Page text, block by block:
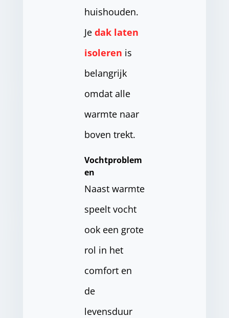
huishouden.
Je dak laten
isoleren is
belangrijk
omdat alle
warmte naar
boven trekt.
Vochtproblem
en
Naast warmte
speelt vocht
ook een grote
rol in het
comfort en
de
levensduur